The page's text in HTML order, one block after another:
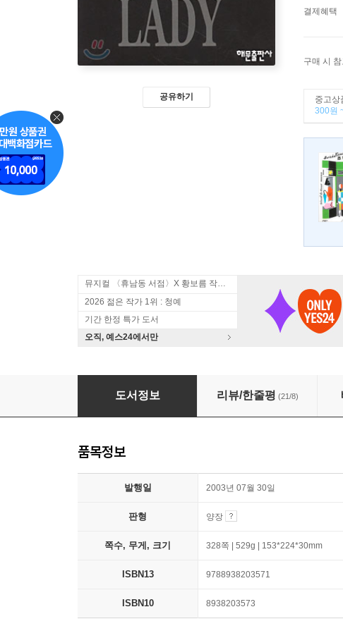
공유하기
결제혜택
구매 시
중고상
300원
뮤지컬 〈휴남동 서점〉X 황보름 작가 북토크
2026 젊은 작가 1위 : 청예
기간 한정 특가 도서
오직, 예스24에서만
환상의 여인
도서정보 리뷰/한줄평 (21/8)
품목정보
발행일 2003년 07월 30일
판형 양장
쪽수, 무게, 크기 328쪽 | 529g | 153*224*30mm
ISBN13 9788938203571
ISBN10 8938203573